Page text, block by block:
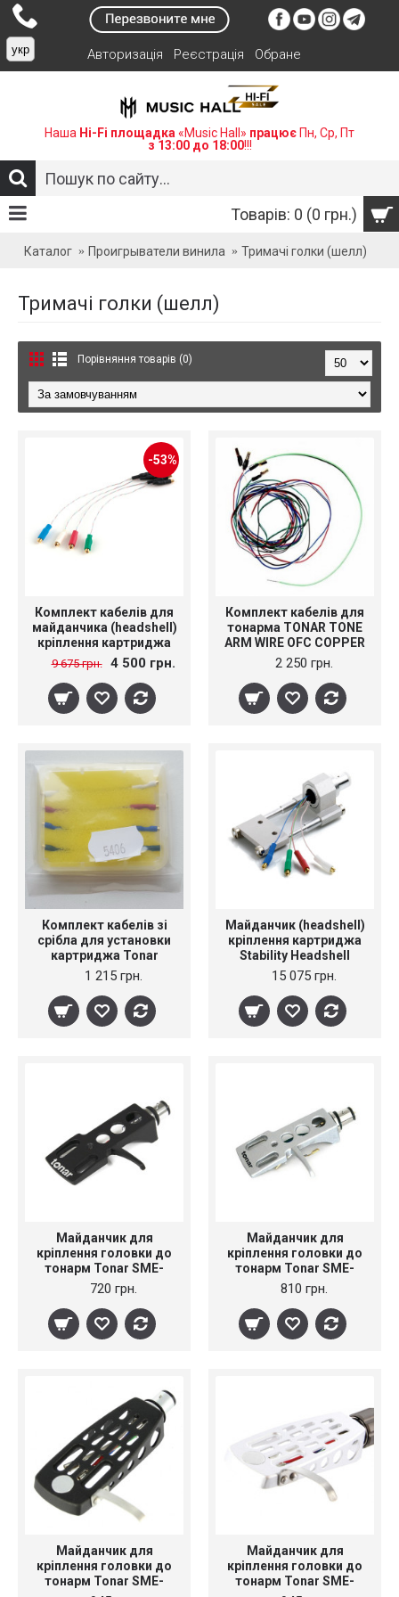
Авторизація Реєстрація Обране
укр
Наша Hi-Fi площадка «Music Hall» працює Пн, Ср, Пт
з 13:00 до 18:00!!!
Товарів: 0 (0 грн.)
Каталог Проигрыватели винила Тримачі голки (шелл)
Тримачі голки (шелл)
Порівняння товарів (0)
-53%
Комплект кабелів для
майданчика (headshell)
кріплення картриджа
Headshell Cable Set 6N
AC008/S
9 675 грн. 4 500 грн.
Комплект кабелів для
тонарма TONAR TONE
ARM WIRE OFC COPPER
99,9999%, art.4612
2 250 грн.
Комплект кабелів зі
срібла для установки
картриджа Tonar
Headshell Wire Silver AG
AG-99, art. 5406
1 215 грн.
Майданчик (headshell)
кріплення картриджа
Stability Headshell
(Aluminium), AC006
15 075 грн.
Майданчик для
кріплення головки до
тонарм Tonar SME-
Type DJ Head shell
Black, art. 4602
720 грн.
Майданчик для
кріплення головки до
тонарм Tonar SME-
Type DJ Head shell
Silver, art. 4601
810 грн.
Майданчик для
кріплення головки до
тонарм Tonar SME-
Майданчик для
кріплення головки до
тонарм Tonar SME-